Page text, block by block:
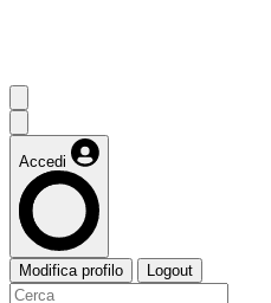
Accedi
Modifica profilo Logout